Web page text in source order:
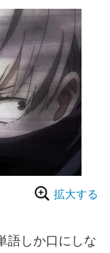
拡大する
語しか口にしな